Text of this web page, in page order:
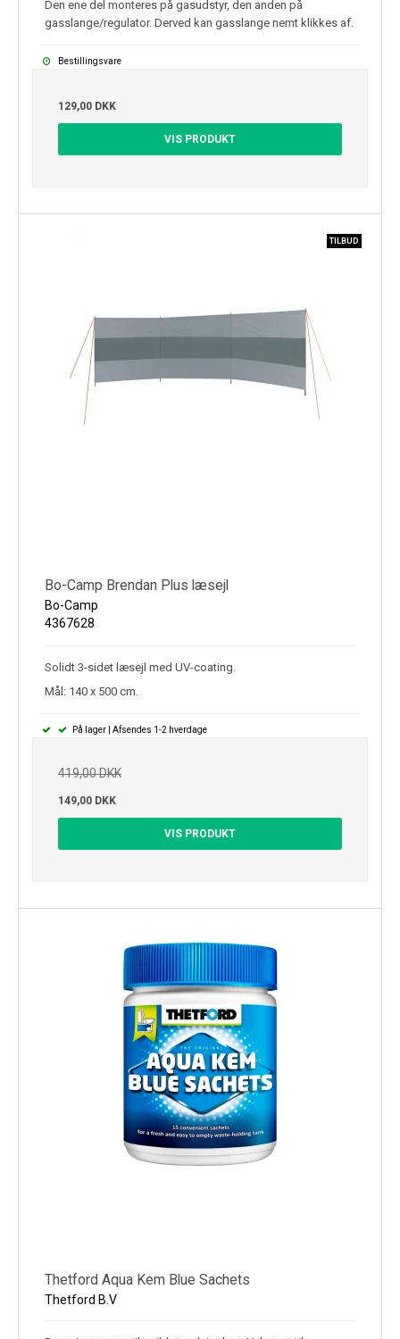
Den ene del monteres på gasudstyr, den anden på
gasslange/regulator. Derved kan gasslange nemt klikkes af.
Bestillingsvare
129,00 DKK
VIS PRODUKT
TILBUD
Bo-Camp Brendan Plus læsejl
Bo-Camp
4367628
Solidt 3-sidet læsejl med UV-coating.
Mål: 140 x 500 cm.
På lager | Afsendes 1-2 hverdage
419,00 DKK
149,00 DKK
VIS PRODUKT
Thetford Aqua Kem Blue Sachets
Thetford B.V